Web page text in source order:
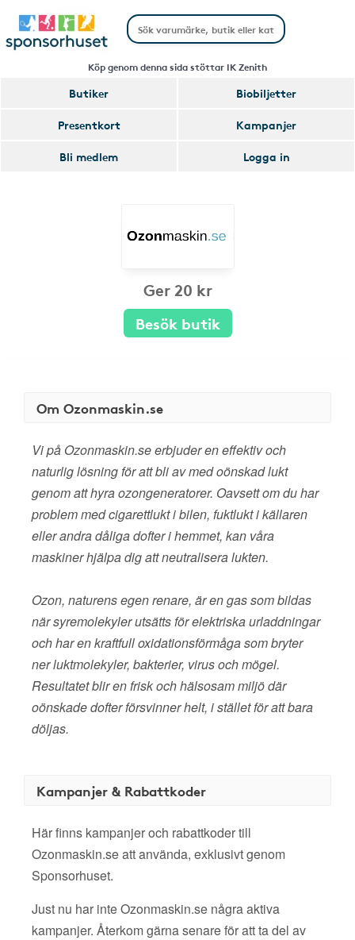
Köp genom denna sida stöttar IK Zenith
Butiker
Biobiljetter
Presentkort
Kampanjer
Bli medlem
Logga in
Ger 20 kr
Besök butik
Om Ozonmaskin.se
Vi på Ozonmaskin.se erbjuder en effektiv och
naturlig lösning för att bli av med oönskad lukt
genom att hyra ozongeneratorer. Oavsett om du har
problem med cigarettlukt i bilen, fuktlukt i källaren
eller andra dåliga dofter i hemmet, kan våra
maskiner hjälpa dig att neutralisera lukten.
Ozon, naturens egen renare, är en gas som bildas
när syremolekyler utsätts för elektriska urladdningar
och har en kraftfull oxidationsförmåga som bryter
ner luktmolekyler, bakterier, virus och mögel.
Resultatet blir en frisk och hälsosam miljö där
oönskade dofter försvinner helt, i stället för att bara
döljas.
Kampanjer & Rabattkoder
Här finns kampanjer och rabattkoder till
Ozonmaskin.se att använda, exklusivt genom
Sponsorhuset.
Just nu har inte Ozonmaskin.se några aktiva
kampanjer. Återkom gärna senare för att ta del av